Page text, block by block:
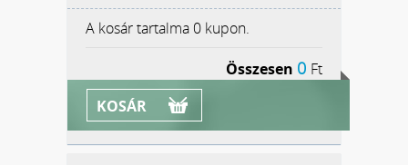
A kosár tartalma 0 kupon.
Összesen 0 Ft
KOSÁR